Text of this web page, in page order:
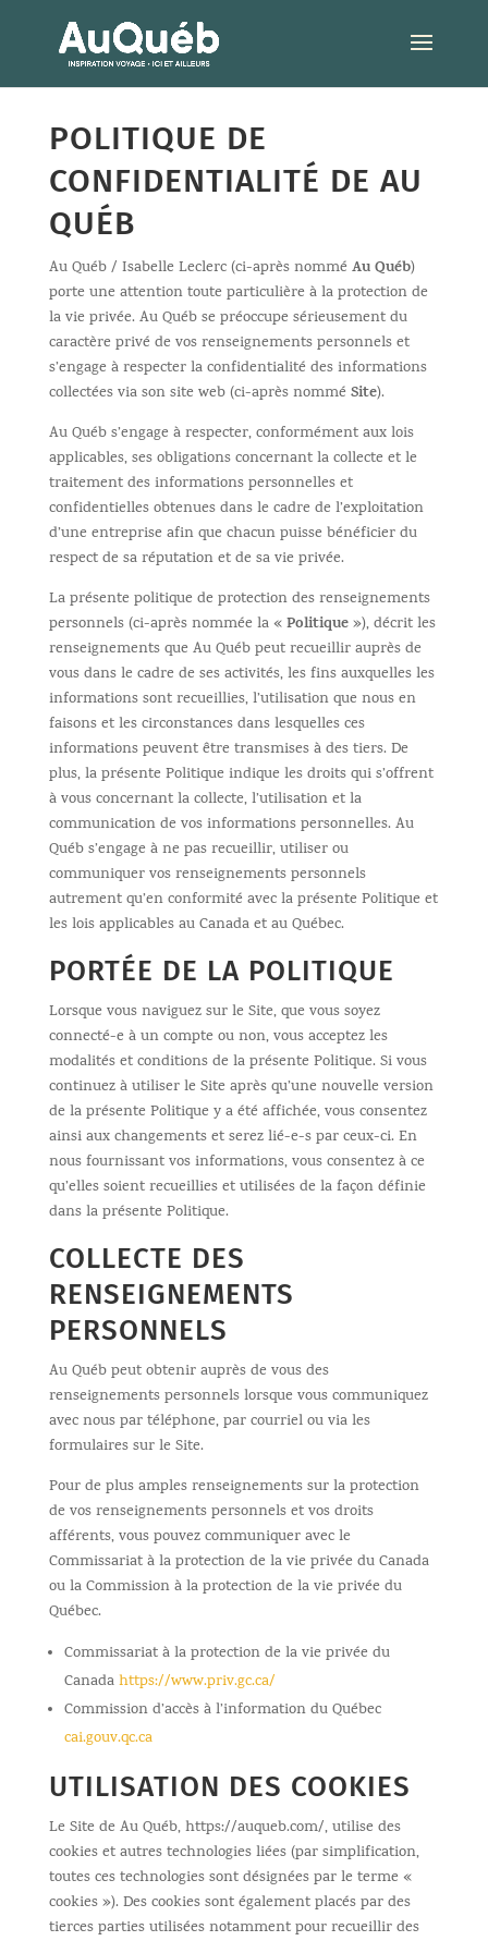
POLITIQUE DE
CONFIDENTIALITÉ DE AU
QUÉB
Au Québ / Isabelle Leclerc (ci-après nommé Au Québ)
porte une attention toute particulière à la protection de
la vie privée. Au Québ se préoccupe sérieusement du
caractère privé de vos renseignements personnels et
s’engage à respecter la confidentialité des informations
collectées via son site web (ci-après nommé Site).
Au Québ s’engage à respecter, conformément aux lois
applicables, ses obligations concernant la collecte et le
traitement des informations personnelles et
confidentielles obtenues dans le cadre de l’exploitation
d’une entreprise afin que chacun puisse bénéficier du
respect de sa réputation et de sa vie privée.
La présente politique de protection des renseignements
personnels (ci-après nommée la «Politique»), décrit les
renseignements que Au Québ peut recueillir auprès de
vous dans le cadre de ses activités, les fins auxquelles les
informations sont recueillies, l’utilisation que nous en
faisons et les circonstances dans lesquelles ces
informations peuvent être transmises à des tiers. De
plus, la présente Politique indique les droits qui s’offrent
à vous concernant la collecte, l’utilisation et la
communication de vos informations personnelles. Au
Québ s’engage à ne pas recueillir, utiliser ou
communiquer vos renseignements personnels
autrement qu’en conformité avec la présente Politique et
les lois applicables au Canada et au Québec.
PORTÉE DE LA POLITIQUE
Lorsque vous naviguez sur le Site, que vous soyez
connecté-e à un compte ou non, vous acceptez les
modalités et conditions de la présente Politique. Si vous
continuez à utiliser le Site après qu’une nouvelle version
de la présente Politique y a été affichée, vous consentez
ainsi aux changements et serez lié-e-s par ceux-ci. En
nous fournissant vos informations, vous consentez à ce
qu’elles soient recueillies et utilisées de la façon définie
dans la présente Politique.
COLLECTE DES
RENSEIGNEMENTS
PERSONNELS
Au Québ peut obtenir auprès de vous des
renseignements personnels lorsque vous communiquez
avec nous par téléphone, par courriel ou via les
formulaires sur le Site.
Pour de plus amples renseignements sur la protection
de vos renseignements personnels et vos droits
afférents, vous pouvez communiquer avec le
Commissariat à la protection de la vie privée du Canada
ou la Commission à la protection de la vie privée du
Québec.
Commissariat à la protection de la vie privée du
Canadahttps://www.priv.gc.ca/
Commission d’accès à l’information du Québec
cai.gouv.qc.ca
UTILISATION DES COOKIES
Le Site de Au Québ, https://auqueb.com/, utilise des
cookies et autres technologies liées (par simplification,
toutes ces technologies sont désignées par le terme «
cookies »). Des cookies sont également placés par des
tierces parties utilisées notamment pour recueillir des